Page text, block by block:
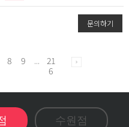
문의하기
8 9 ...
21
6
수원점